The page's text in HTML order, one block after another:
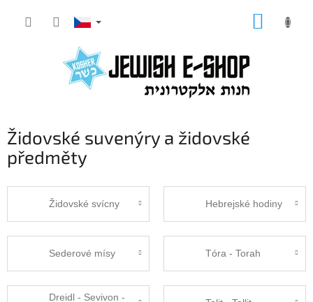
Židovské suvenýry a židovské
předměty
Židovské svícny Hebrejské hodiny
Sederové mísy Tóra - Torah
Dreidl - Sevivon -